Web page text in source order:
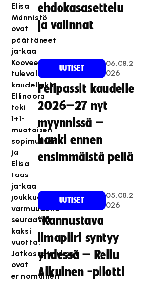
Elisa
Männistö
ovat
päättäneet
jatkaa
Kooveessa
tulevalla
kaudellakin.
Ellinoora
teki
1+1-
muotoisen
sopimuksen
ja
Elisa
taas
jatkaa
joukkueessa
varmuudella
seuraavat
kaksi
vuotta.
Jatkosopimukset
ovat
erinomainen
ehdokasasettelu
ja valinnat
UUTISET
06.08.2
026
Pelipassit kaudelle
2026–27 nyt
myynnissä –
hanki ennen
ensimmäistä peliä
UUTISET
05.08.2
026
“Kannustava
ilmapiiri syntyy
yhdessä – Reilu
Aikuinen -pilotti